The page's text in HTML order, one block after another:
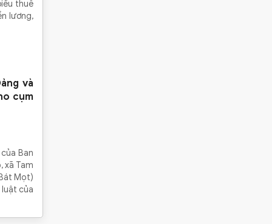
thuế
lương,
và
cụm
Ban
xã Tam
Mọt)
của